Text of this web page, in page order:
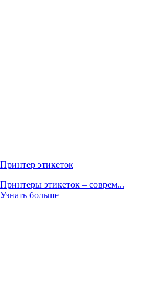
Принтер этикеток
Принтеры этикеток – соврем...
Узнать больше